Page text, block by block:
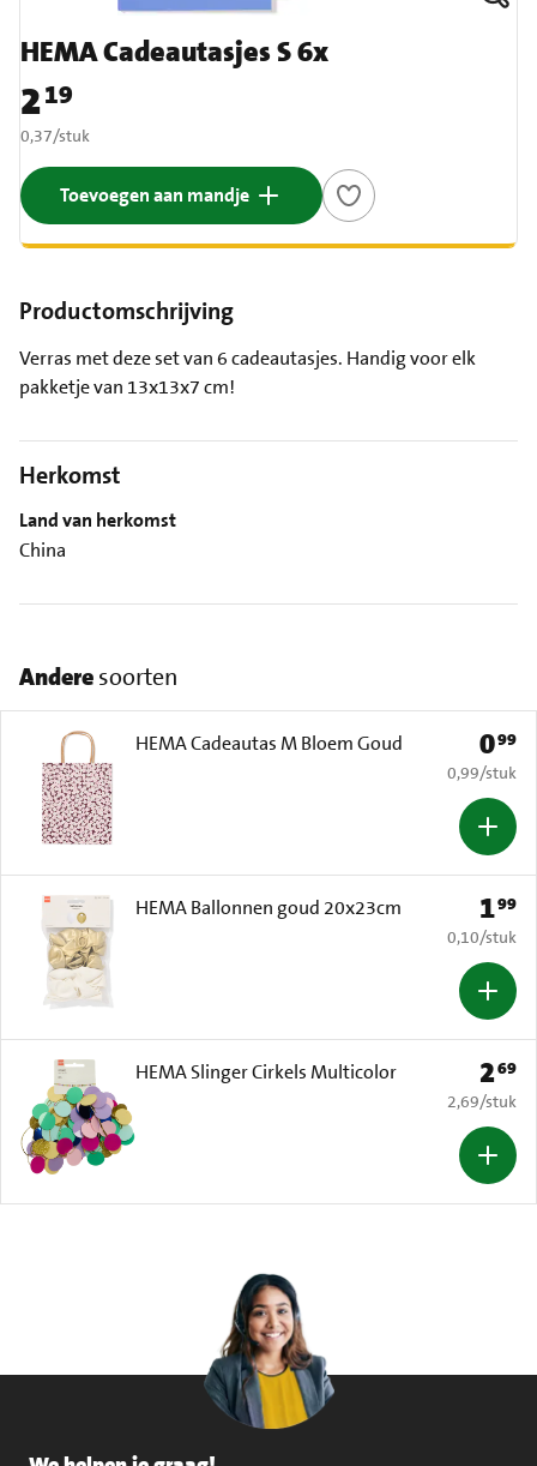
HEMA Cadeautasjes S 6x
Prijs: € 2,19
219
€ 0,37 per stuk
0,37/stuk
Toevoegen aan mandje
Productomschrijving
Verras met deze set van 6 cadeautasjes. Handig voor elk
pakketje van 13x13x7 cm!
Herkomst
Land van herkomst
China
Anderesoorten
HEMA Cadeautas M Bloem Goud Prijs:
099
€ 0,99 per
0,99/stuk
HEMA Ballonnen goud 20x23cm Prijs:
199
€ 0,10 per
0,10/stuk
HEMA Slinger Cirkels Multicolor Prijs:
269
€ 2,69 per
2,69/stuk